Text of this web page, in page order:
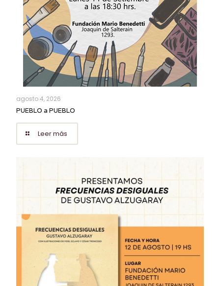
agosto 4, 2026
PUEBLO a PUEBLO
Leer más